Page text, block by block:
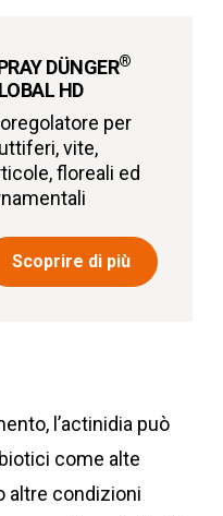
DÜNGER®
HD
per
vite,
floreali ed
Scoprire di più
l’actinidia può
come alte
altre condizioni